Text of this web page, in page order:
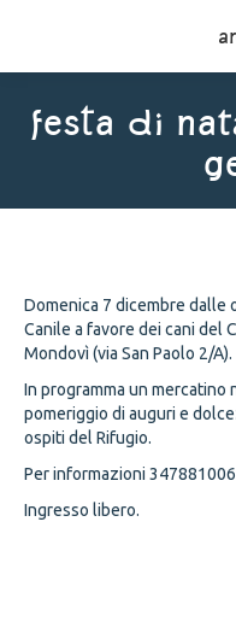
Festa di
Domenica 7 dicembre dalle
Canile a favore dei cani del
Mondovì (via San Paolo 2/A).
In programma un
pomeriggio di auguri e
ospiti del Rifugio.
Per informazioni
Ingresso libero.